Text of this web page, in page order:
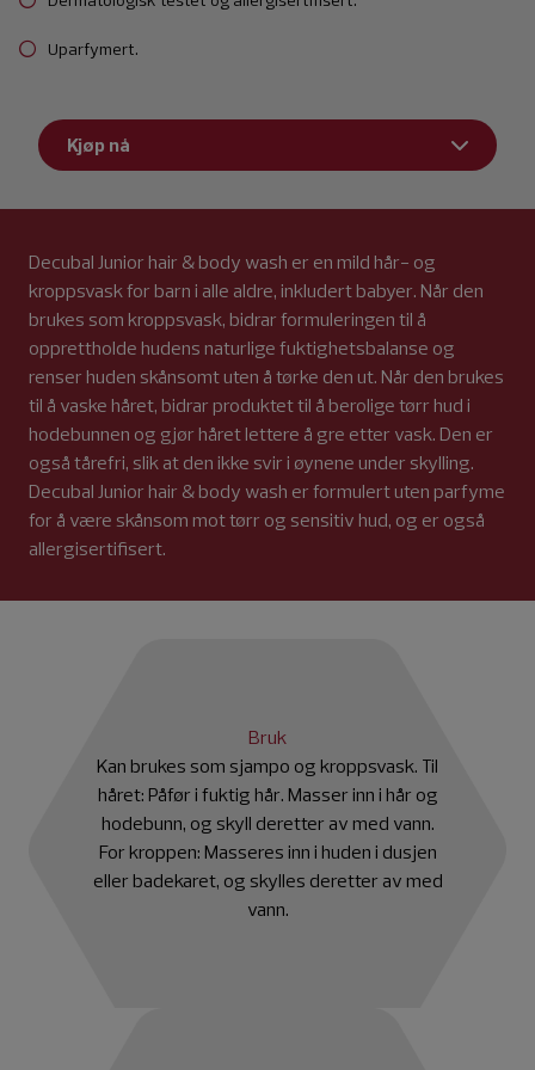
Uparfymert.
Kjøp nå
Decubal Junior hair & body wash er en mild hår- og
kroppsvask for barn i alle aldre, inkludert babyer. Når den
brukes som kroppsvask, bidrar formuleringen til å
opprettholde hudens naturlige fuktighetsbalanse og
renser huden skånsomt uten å tørke den ut. Når den brukes
til å vaske håret, bidrar produktet til å berolige tørr hud i
hodebunnen og gjør håret lettere å gre etter vask. Den er
også tårefri, slik at den ikke svir i øynene under skylling.
Decubal Junior hair & body wash er formulert uten parfyme
for å være skånsom mot tørr og sensitiv hud, og er også
allergisertifisert.
Bruk
Kan brukes som sjampo og kroppsvask. Til
håret: Påfør i fuktig hår. Masser inn i hår og
hodebunn, og skyll deretter av med vann.
For kroppen: Masseres inn i huden i dusjen
eller badekaret, og skylles deretter av med
vann.